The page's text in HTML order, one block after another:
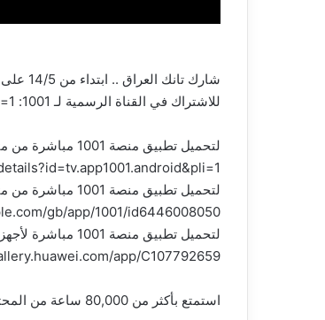
شارك تانك العراق .. ابتداء من 14/5 على #الشرقية و1001 #SharkTankIraq
للاشتراك في القناة الرسمية لـ 1001: https://www.youtube.com/channel/UCMhcS-R4uluz9x_764NeqZw?sub_confirmation=1
لتحميل تطبيق منصة 1001 مباشرة من متجر غوغل :
لتحميل تطبيق منصة 1001 مباشرة من متجر آبل :
gb/app/1001/id6446008050
لتحميل تطبيق منصة 1001 مباشرة لأجهزة هواوي :
app/C107792659
استمتع بأكثر من 80,000 ساعة من المحتوى الترفيهي والرياضي من المباريات الحية إلى الأفلام والمسلسلات، كل هذا في مكان واحد. اكتشف عالم 1001 الآن